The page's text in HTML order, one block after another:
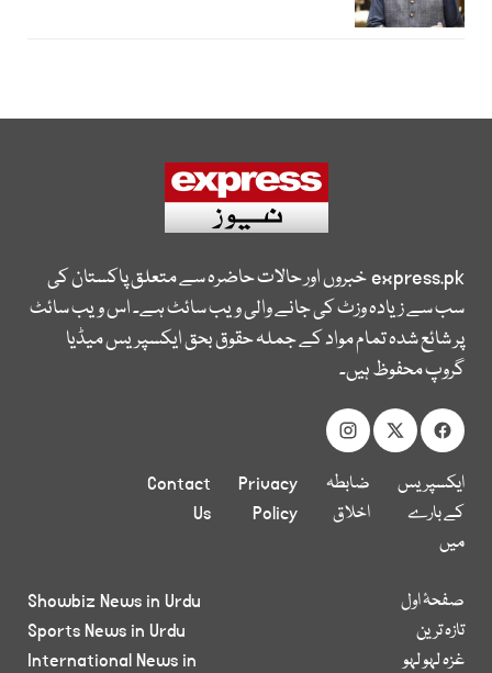
express.pkخبروں اور حالات حاضرہ سے متعلق پاکستان کی
سب سے زیادہ وزٹ کی جانے والی ویب سائٹ ہے۔ اس ویب سائٹ
پر شائع شدہ تمام مواد کے جملہ حقوق بحق ایکسپریس میڈیا
گروپ محفوظ ہیں۔
ایکسپریس
کے بارے
میں
ضابطہ
اخلاق
Privacy
Policy
Contact
Us
صفحۂ اول
تازہ ترین
غزہ لہو لہو
Showbiz News in Urdu
Sports News in Urdu
International News in